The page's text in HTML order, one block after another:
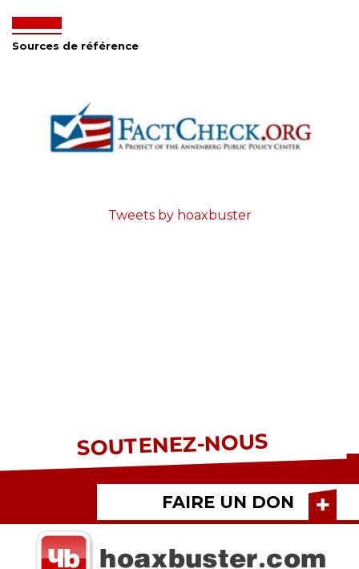
Sources de référence
Tweets by hoaxbuster
SOUTENEZ-NOUS
FAIRE UN DON